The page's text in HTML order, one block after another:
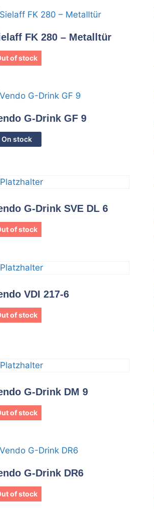
FK 280 – Metalltür
of stock
G-Drink GF 9
On stock
G-Drink SVE DL 6
of stock
VDI 217-6
of stock
G-Drink DM 9
of stock
G-Drink DR6
of stock